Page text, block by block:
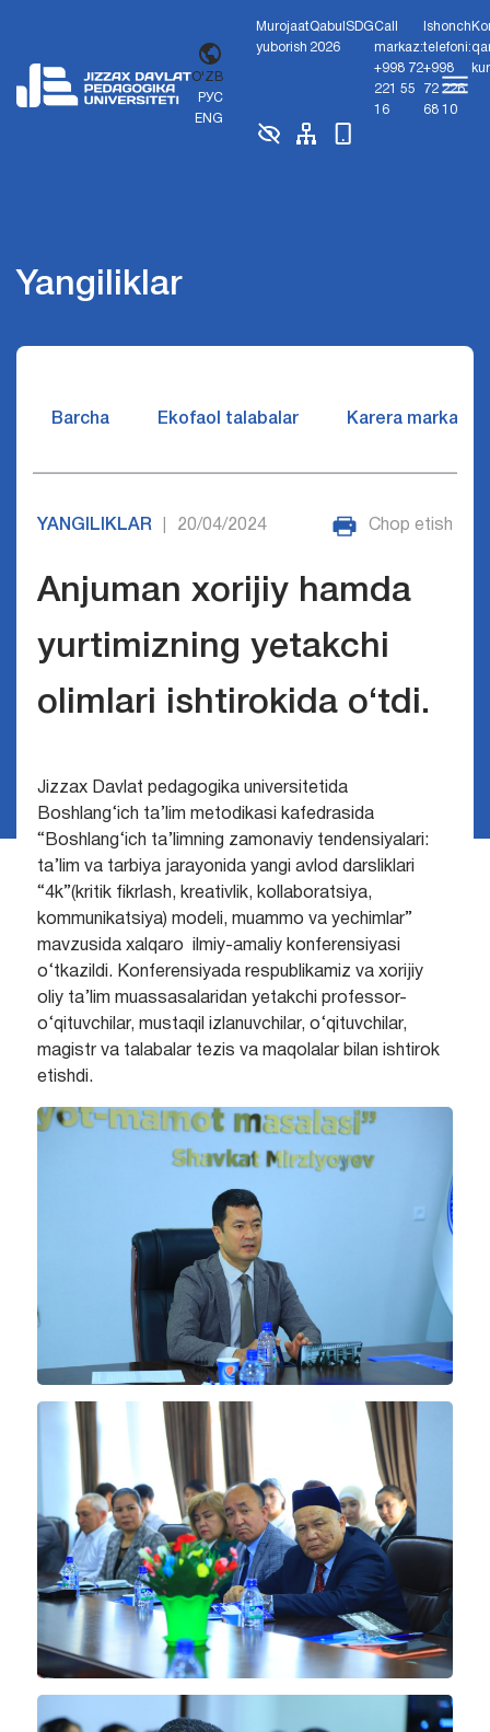
O'ZB
РУС
ENG
Murojaat
yuborish
Qabul
2026
SDGCall
markaz:
+998 72
221 55
16
Ishonch
telefoni:
+998
72 226
68 10
Yangiliklar
Barcha Ekofaol talabalar Karera markazi
YANGILIKLAR 20/04/2024 Chop etish
Anjuman xorijiy hamda
yurtimizning yetakchi
olimlari ishtirokida o‘tdi.
Jizzax Davlat pedagogika universitetida
Boshlang‘ich ta’lim metodikasi kafedrasida
“Boshlang‘ich ta’limning zamonaviy tendensiyalari:
ta’lim va tarbiya jarayonida yangi avlod darsliklari
“4k”(kritik fikrlash, kreativlik, kollaboratsiya,
kommunikatsiya) modeli, muammo va yechimlar”
mavzusida xalqaro ilmiy-amaliy konferensiyasi
o‘tkazildi. Konferensiyada respublikamiz va xorijiy
oliy ta’lim muassasalaridan yetakchi professor-
o‘qituvchilar, mustaqil izlanuvchilar, o‘qituvchilar,
magistr va talabalar tezis va maqolalar bilan ishtirok
etishdi.